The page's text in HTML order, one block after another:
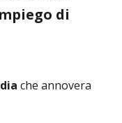
di
che annovera